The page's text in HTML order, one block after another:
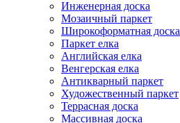
Инженерная доска
Мозаичный паркет
Широкоформатная доска
Паркет елка
Английская елка
Венгерская елка
Антикварный паркет
Художественный паркет
Террасная доска
Массивная доска